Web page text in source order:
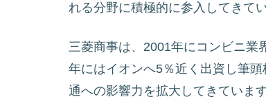
れる分野に積極的に参入してきて
三菱商事は、2001年にコンビニ業
年にはイオンへ5％近く出資し筆
通への影響力を拡大してきています